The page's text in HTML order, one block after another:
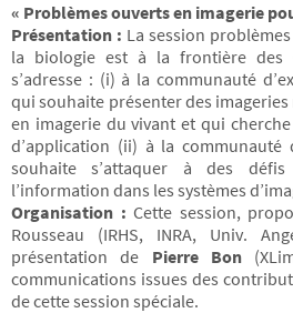
« Problèmes ouverts en imagerie
Présentation : La session
la biologie est à la frontière des
s’adresse : (i) à la communauté
qui souhaite présenter des
en imagerie du vivant et qui
d’application (ii) à la communauté
souhaite s’attaquer à des
l’information dans les systèmes
Organisation : Cette session,
Rousseau (IRHS, INRA, Univ.
présentation de Pierre Bon
communications issues des
de cette session spéciale.